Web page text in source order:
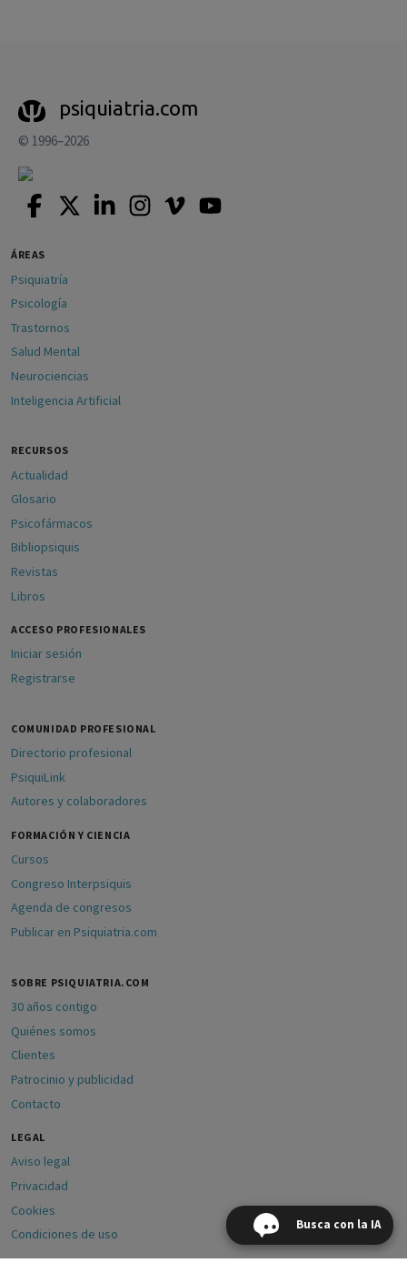
Busca con la IA
psiquiatria.com
© 1996–2026
ÁREAS
Psiquiatría
Psicología
Trastornos
Salud Mental
Neurociencias
Inteligencia Artificial
RECURSOS
Actualidad
Glosario
Psicofármacos
Bibliopsiquis
Revistas
Libros
ACCESO PROFESIONALES
Iniciar sesión
Registrarse
COMUNIDAD PROFESIONAL
Directorio profesional
PsiquiLink
Autores y colaboradores
FORMACIÓN Y CIENCIA
Cursos
Congreso Interpsiquis
Agenda de congresos
Publicar en Psiquiatria.com
SOBRE PSIQUIATRIA.COM
30 años contigo
Quiénes somos
Clientes
Patrocinio y publicidad
Contacto
LEGAL
Aviso legal
Privacidad
Cookies
Condiciones de uso